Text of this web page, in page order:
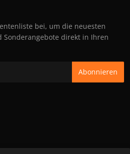
bei, um die neuesten
Sonderangebote direkt in Ihren
Abonnieren